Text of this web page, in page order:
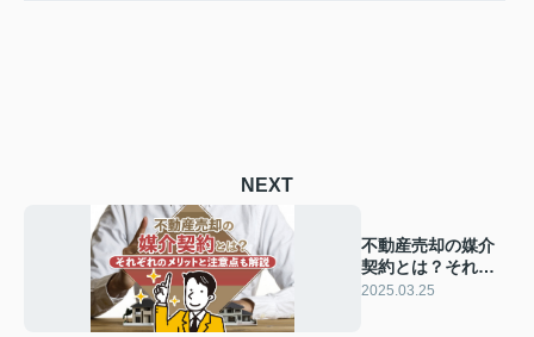
NEXT
不動産売却の媒介
契約とは？それぞ
れのメリットと注
2025.03.25